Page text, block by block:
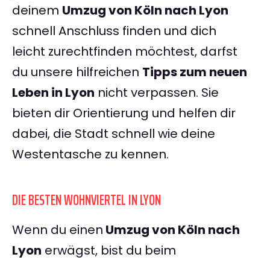
deinem Umzug von Köln nach Lyon
schnell Anschluss finden und dich
leicht zurechtfinden möchtest, darfst
du unsere hilfreichen Tipps zum neuen
Leben in Lyon nicht verpassen. Sie
bieten dir Orientierung und helfen dir
dabei, die Stadt schnell wie deine
Westentasche zu kennen.
DIE BESTEN WOHNVIERTEL IN LYON
Wenn du einen Umzug von Köln nach
Lyon erwägst, bist du beim